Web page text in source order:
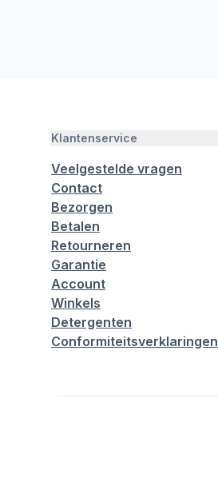
Klantenservice
Veelgestelde vragen
Contact
Bezorgen
Betalen
Retourneren
Garantie
Account
Winkels
Detergenten
Conformiteitsverklaringen